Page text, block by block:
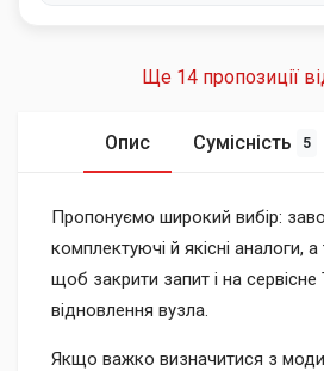
Ще 14
Опис Сумісність 5
Пропонуємо широкий вибір:
комплектуючі й якісні аналоги,
щоб закрити запит і на сервісне
відновлення вузла.
Якщо важко визначитися з